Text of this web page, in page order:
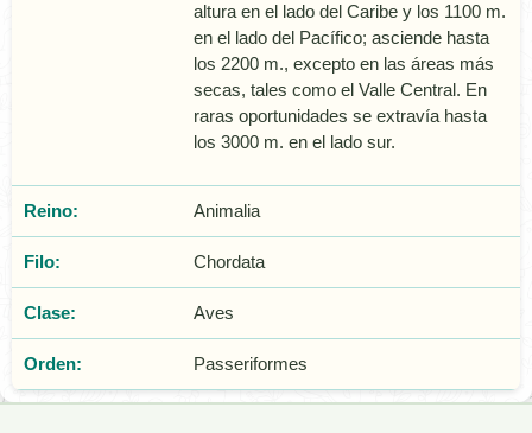
altura en el lado del Caribe y los 1100 m.
en el lado del Pacífico; asciende hasta
los 2200 m., excepto en las áreas más
secas, tales como el Valle Central. En
raras oportunidades se extravía hasta
los 3000 m. en el lado sur.
Reino: Animalia
Filo: Chordata
Clase: Aves
Orden: Passeriformes